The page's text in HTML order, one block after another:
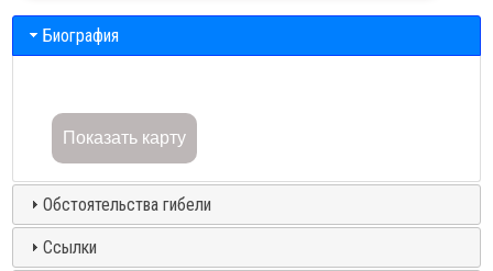
Биография
Показать карту
Обстоятельства гибели
Ссылки